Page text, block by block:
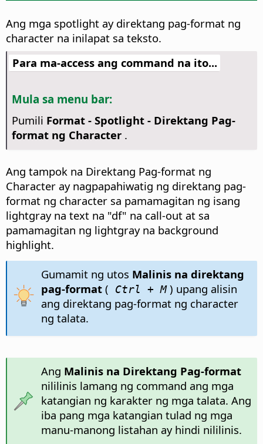
Ang mga spotlight ay direktang pag-format ng
character na inilapat sa teksto.
Para ma-access ang command na ito...
Mula sa menu bar:
Pumili Format - Spotlight - Direktang Pag-
format ng Character.
Ang tampok na Direktang Pag-format ng
Character ay nagpapahiwatig ng direktang pag-
format ng character sa pamamagitan ng isang
lightgray na text na "df" na call-out at sa
pamamagitan ng lightgray na background
highlight.
Gumamit ng utos Malinis na direktang
pag-format( Ctrl + M) upang alisin
ang direktang pag-format ng character
ng talata.
Ang Malinis na Direktang Pag-format
nililinis lamang ng command ang mga
katangian ng karakter ng mga talata. Ang
iba pang mga katangian tulad ng mga
manu-manong listahan ay hindi nililinis.